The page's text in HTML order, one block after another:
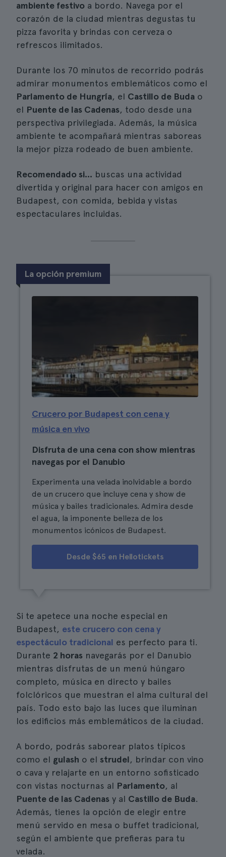
ambiente festivo a bordo. Navega por el
corazón de la ciudad mientras degustas tu
pizza favorita y brindas con cerveza o
refrescos ilimitados.
Durante los 70 minutos de recorrido podrás
admirar monumentos emblemáticos como el
Parlamento de Hungría, el Castillo de Buda o
el Puente de las Cadenas, todo desde una
perspectiva privilegiada. Además, la música
ambiente te acompañará mientras saboreas
la mejor pizza rodeado de buen ambiente.
Recomendado si... buscas una actividad
divertida y original para hacer con amigos en
Budapest, con comida, bebida y vistas
espectaculares incluidas.
La opción premium
Crucero por Budapest con cena y
música en vivo
Disfruta de una cena con show mientras
navegas por el Danubio
Experimenta una velada inolvidable a bordo
de un crucero que incluye cena y show de
música y bailes tradicionales. Admira desde
el agua, la imponente belleza de los
monumentos icónicos de Budapest.
Desde $65 en Hellotickets
Si te apetece una noche especial en
Budapest, este crucero con cena y
espectáculo tradicional es perfecto para ti.
Durante 2 horas navegarás por el Danubio
mientras disfrutas de un menú húngaro
completo, música en directo y bailes
folclóricos que muestran el alma cultural del
país. Todo esto bajo las luces que iluminan
los edificios más emblemáticos de la ciudad.
A bordo, podrás saborear platos típicos
como el gulash o el strudel, brindar con vino
o cava y relajarte en un entorno sofisticado
con vistas nocturnas al Parlamento, al
Puente de las Cadenas y al Castillo de Buda.
Además, tienes la opción de elegir entre
menú servido en mesa o buffet tradicional,
según el ambiente que prefieras para tu
velada.